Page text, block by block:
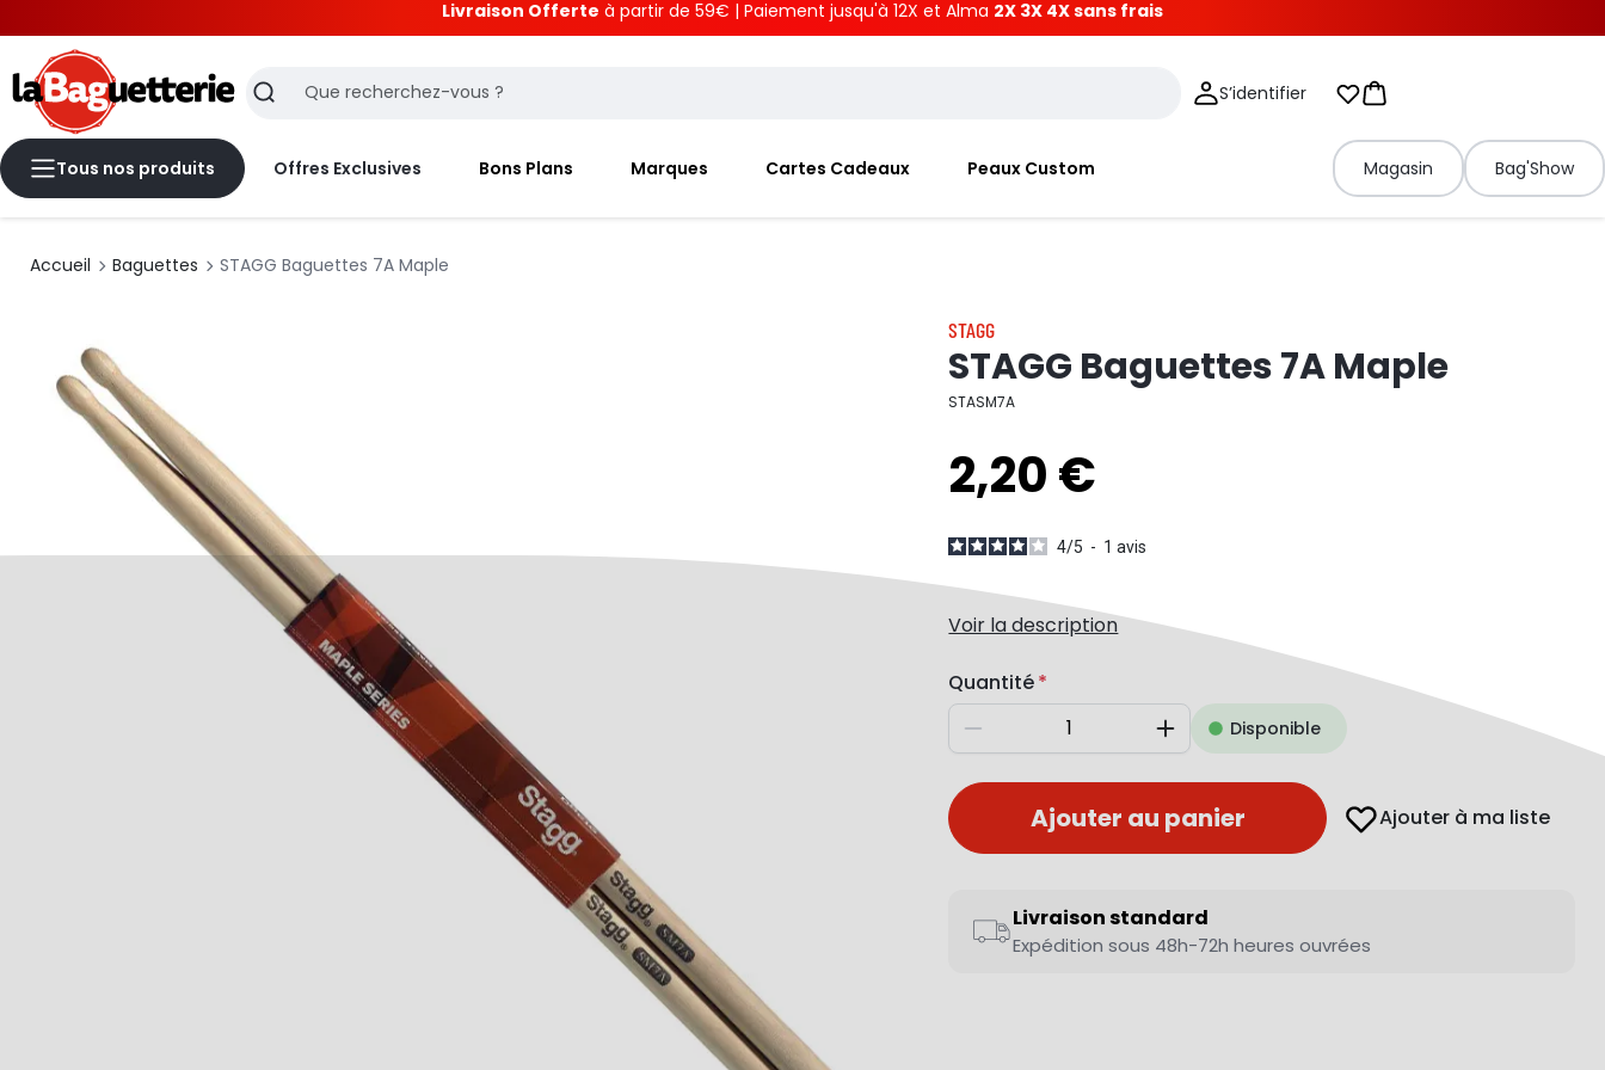
Livraison Offerte à partir de 59€ | Paiement jusqu'à 12X et Alma 2X 3X 4X sans frais
Recherche S’identifier Mes listes d'envies
Panier
Tous nos produits Offres Exclusives Bons Plans Marques Cartes Cadeaux Peaux Custom Magasin Bag'Show
Accueil Baguettes STAGG Baguettes 7A Maple
STAGG
STAGG Baguettes 7A Maple
STASM7A
2,20 €
4/5 - 1avis
Voir la description
Quantité
Diminuer AugmenterDisponible
Ajouter au panier Ajouter à ma liste
Livraison standard
Expédition sous 48h-72h heures ouvrées